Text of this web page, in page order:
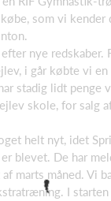
som vi kender
nye
i går købte vi
stadig lidt penge
skole, for salg
helt nyt, idet
blevet. De har
marts måned. Vi
I